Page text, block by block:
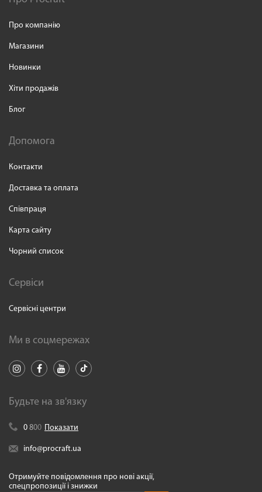
Про компанію
Магазини
Новинки
Хіти продажів
Блог
Допомога
Контакти
Доставка та оплата
Співпраця
Карта сайту
Чорний список
Сервіси
Сервісні центри
Ми в соцмережах
Будьте на зв'язку
0 800 Показати
info@procraft.ua
Отримуйте повідомлення про нові акції,
спецпропозиції і знижки